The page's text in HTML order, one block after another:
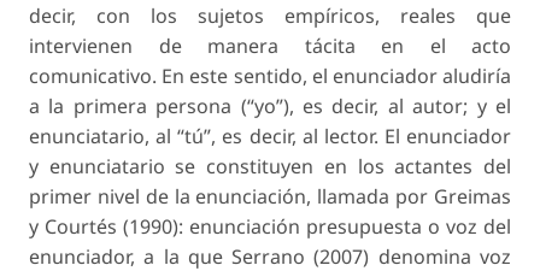
decir, con los sujetos empíricos, reales que
intervienen de manera tácita en el acto
comunicativo. En este sentido, el enunciador aludiría
a la primera persona (“yo”), es decir, al autor; y el
enunciatario, al “tú”, es decir, al lector. El enunciador
y enunciatario se constituyen en los actantes del
primer nivel de la enunciación, llamada por Greimas
y Courtés (1990): enunciación presupuesta o voz del
enunciador, a la que Serrano (2007) denomina voz